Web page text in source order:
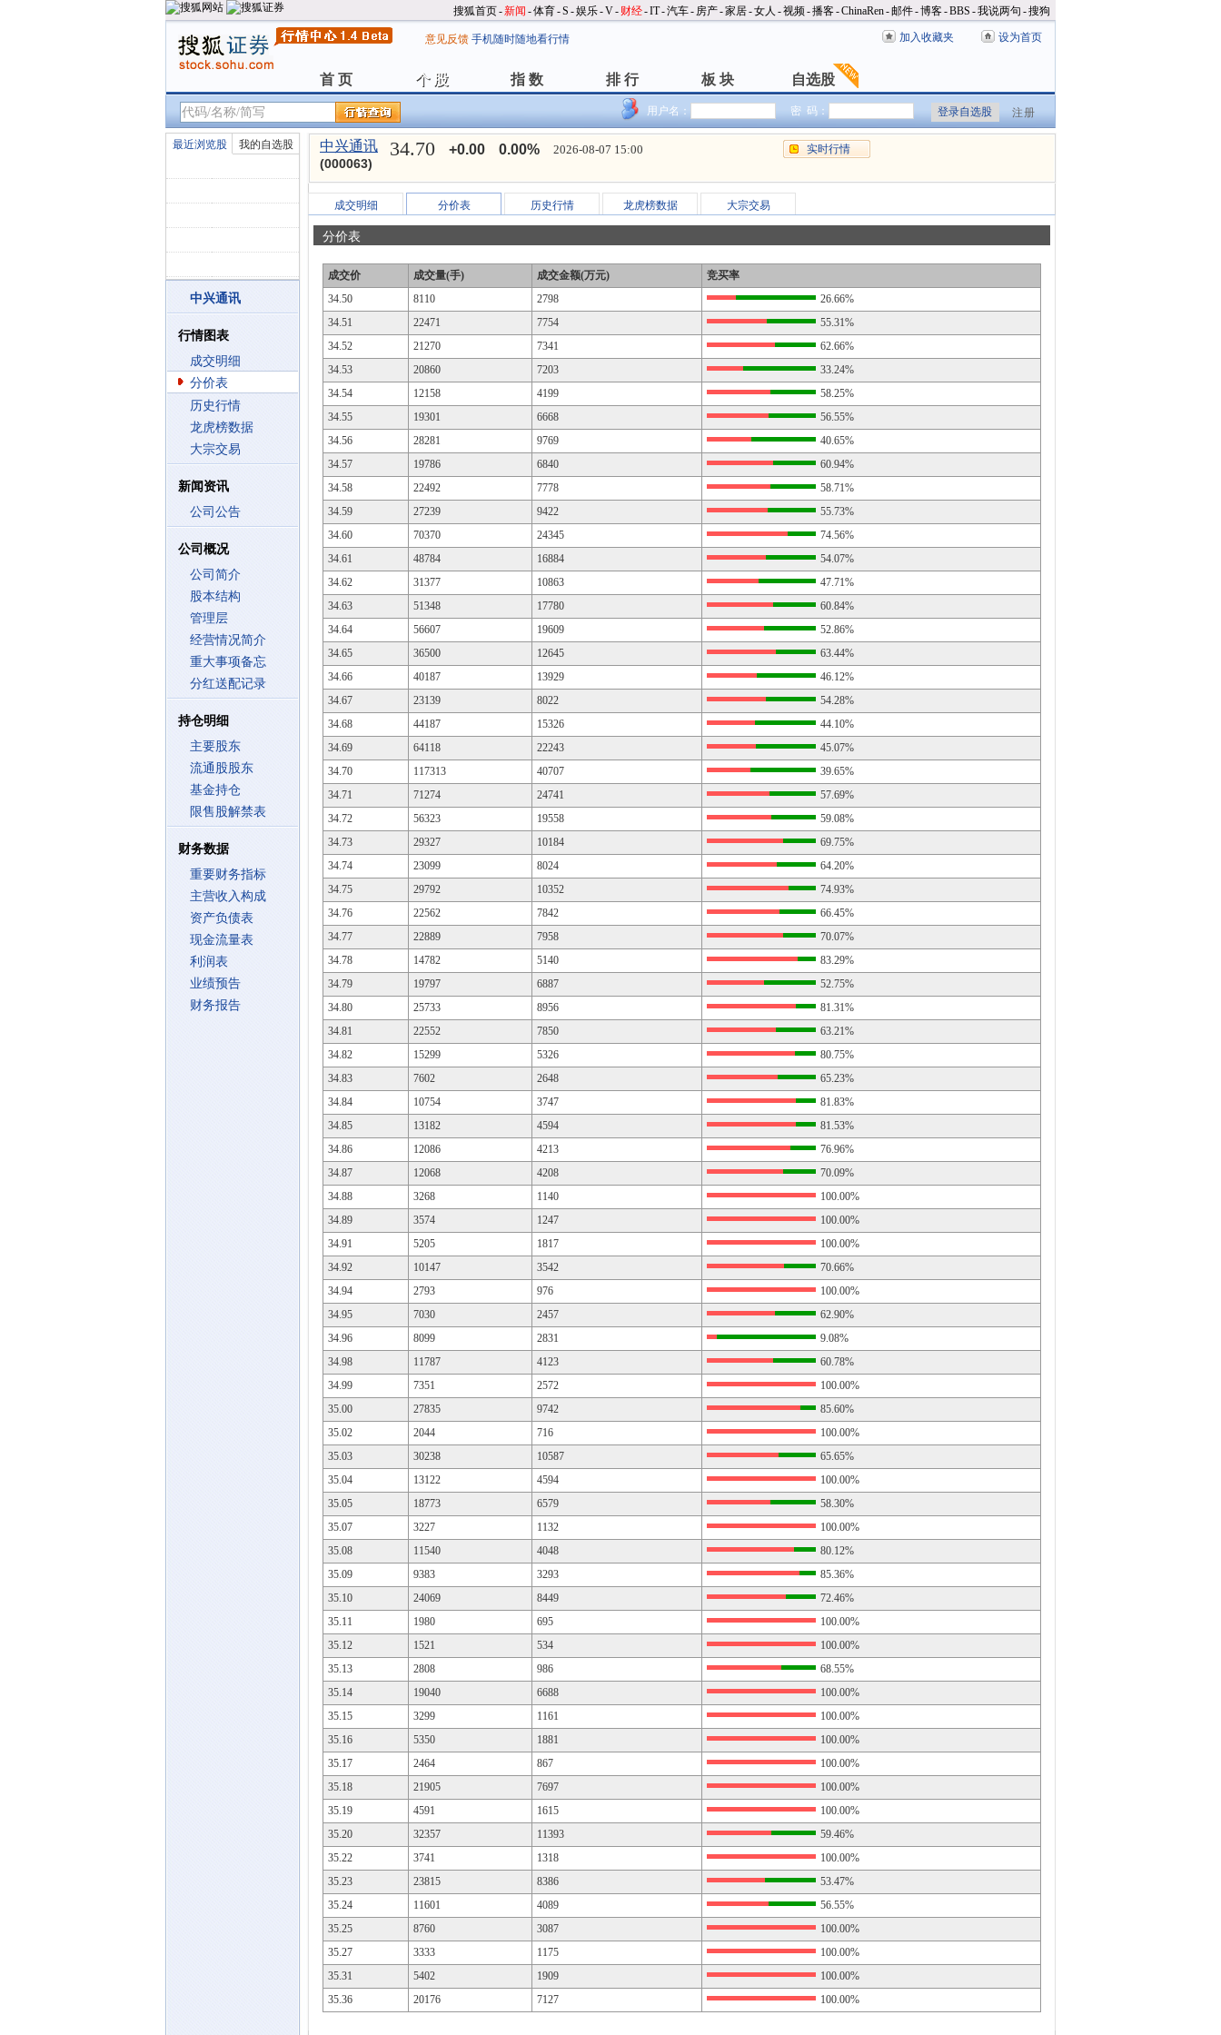
搜狐首页-新闻 -体育-S -娱乐-V- 财经-IT-汽车- 房产-家居-女人 -视频-播客-ChinaRen-邮件-博客-BBS -我说两句 -搜狗
意见反馈 手机随时随地看行情 加入收藏夹 设为首页
首 页
首 页 个 股
个 股 指 数
指 数 排 行
排 行 板 块
板 块 自选股
自选股
用户名： 密 码： 注册
最近浏览股 我的自选股
中兴通讯
行情图表
成交明细
分价表
历史行情
龙虎榜数据
大宗交易
新闻资讯
公司公告
公司概况
公司简介
股本结构
管理层
经营情况简介
重大事项备忘
分红送配记录
持仓明细
主要股东
流通股股东
基金持仓
限售股解禁表
财务数据
重要财务指标
主营收入构成
资产负债表
现金流量表
利润表
业绩预告
财务报告
中兴通讯
(000063)
34.70 +0.00 0.00% 2026-08-07 15:00 实时行情
成交明细 分价表 历史行情 龙虎榜数据 大宗交易
分价表
成交价 成交量(手) 成交金额(万元)
竞买率
34.50
8110 2798
26.66%
34.51
22471 7754
55.31%
34.52
21270 7341
62.66%
34.53
20860 7203
33.24%
34.54
12158 4199
58.25%
34.55
19301 6668
56.55%
34.56
28281 9769
40.65%
34.57
19786 6840
60.94%
34.58
22492 7778
58.71%
34.59
27239 9422
55.73%
34.60
70370 24345
74.56%
34.61
48784 16884
54.07%
34.62
31377 10863
47.71%
34.63
51348 17780
60.84%
34.64
56607 19609
52.86%
34.65
36500 12645
63.44%
34.66
40187 13929
46.12%
34.67
23139 8022
54.28%
34.68
44187 15326
44.10%
34.69
64118 22243
45.07%
34.70
117313 40707
39.65%
34.71
71274 24741
57.69%
34.72
56323 19558
59.08%
34.73
29327 10184
69.75%
34.74
23099 8024
64.20%
34.75
29792 10352
74.93%
34.76
22562 7842
66.45%
34.77
22889 7958
70.07%
34.78
14782 5140
83.29%
34.79
19797 6887
52.75%
34.80
25733 8956
81.31%
34.81
22552 7850
63.21%
34.82
15299 5326
80.75%
34.83
7602 2648
65.23%
34.84
10754 3747
81.83%
34.85
13182 4594
81.53%
34.86
12086 4213
76.96%
34.87
12068 4208
70.09%
34.88
3268 1140
100.00%
34.89
3574 1247
100.00%
34.91
5205 1817
100.00%
34.92
10147 3542
70.66%
34.94
2793 976
100.00%
34.95
7030 2457
62.90%
34.96
8099 2831
9.08%
34.98
11787 4123
60.78%
34.99
7351 2572
100.00%
35.00
27835 9742
85.60%
35.02
2044 716
100.00%
35.03
30238 10587
65.65%
35.04
13122 4594
100.00%
35.05
18773 6579
58.30%
35.07
3227 1132
100.00%
35.08
11540 4048
80.12%
35.09
9383 3293
85.36%
35.10
24069 8449
72.46%
35.11
1980 695
100.00%
35.12
1521 534
100.00%
35.13
2808 986
68.55%
35.14
19040 6688
100.00%
35.15
3299 1161
100.00%
35.16
5350 1881
100.00%
35.17
2464 867
100.00%
35.18
21905 7697
100.00%
35.19
4591 1615
100.00%
35.20
32357 11393
59.46%
35.22
3741 1318
100.00%
35.23
23815 8386
53.47%
35.24
11601 4089
56.55%
35.25
8760 3087
100.00%
35.27
3333 1175
100.00%
35.31
5402 1909
100.00%
35.36
20176 7127 100.00%